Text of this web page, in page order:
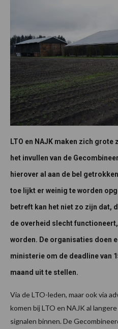
LTO en NAJK maken zich
het invullen van de
hierover al aan de bel
toe lijkt er weinig te worden
betreft kan het niet zo zijn dat,
de overheid slecht
worden. De organisaties doen
ministerie om de deadline van
maand uit te stellen.
Via de LTO-leden, maar ook via
komen bij LTO en NAJK al
signalen binnen. De